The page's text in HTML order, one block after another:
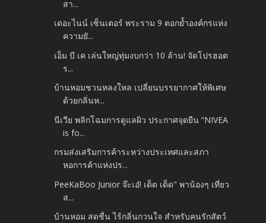
สา...
เดอะไนน์ เซ็นเตอร์ พระราม 9 ตอกย้ำองค์กรแห่ง
ความยั...
เอ็ม บี เค เล่นใหญ่ทุ่มงบกว่า 10 ล้าน! จัดโปรฮอต
ร...
บ้านหอมชวนหลงใหล เปลี่ยนบรรยากาศให้พิเศษ
ด้วยกลิ่นห...
นีเวีย พลิกโฉมการดูแลผิว ประกาศจุดยืน “NIVEA
is fo...
กรมส่งเสริมการค้าระหว่างประเทศและสภา
หอการค้าแห่งปร...
PeeKaBoo Junior จ๊ะเอ๋! เด็ด เด็ด" พาน้องๆ เที่ยว
ส...
บ้านหอม สดชื่น ไร้กลิ่นกวนใจ สำหรับคนรักสัตว์